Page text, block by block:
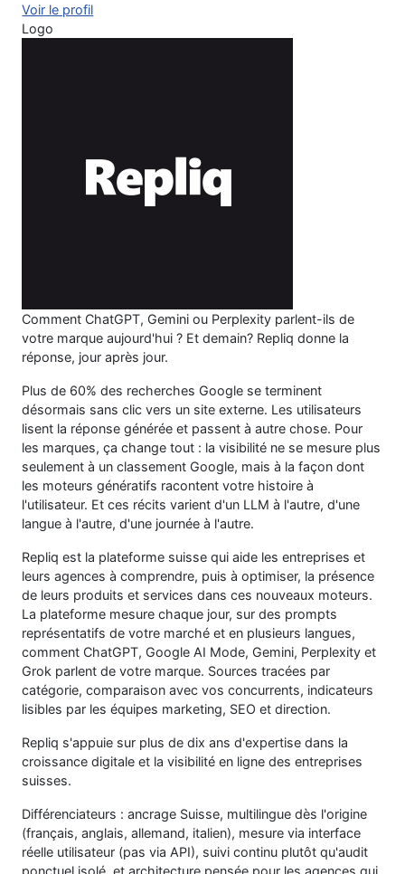
Voir le profil
Logo
Comment ChatGPT, Gemini ou Perplexity parlent-ils de
votre marque aujourd'hui ? Et demain? Repliq donne la
réponse, jour après jour.
Plus de 60% des recherches Google se terminent
désormais sans clic vers un site externe. Les utilisateurs
lisent la réponse générée et passent à autre chose. Pour
les marques, ça change tout : la visibilité ne se mesure plus
seulement à un classement Google, mais à la façon dont
les moteurs génératifs racontent votre histoire à
l'utilisateur. Et ces récits varient d'un LLM à l'autre, d'une
langue à l'autre, d'une journée à l'autre.
Repliq est la plateforme suisse qui aide les entreprises et
leurs agences à comprendre, puis à optimiser, la présence
de leurs produits et services dans ces nouveaux moteurs.
La plateforme mesure chaque jour, sur des prompts
représentatifs de votre marché et en plusieurs langues,
comment ChatGPT, Google AI Mode, Gemini, Perplexity et
Grok parlent de votre marque. Sources tracées par
catégorie, comparaison avec vos concurrents, indicateurs
lisibles par les équipes marketing, SEO et direction.
Repliq s'appuie sur plus de dix ans d'expertise dans la
croissance digitale et la visibilité en ligne des entreprises
suisses.
Différenciateurs : ancrage Suisse, multilingue dès l'origine
(français, anglais, allemand, italien), mesure via interface
réelle utilisateur (pas via API), suivi continu plutôt qu'audit